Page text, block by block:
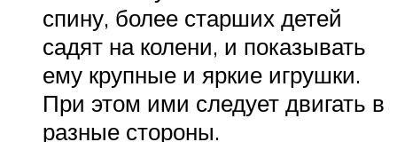
спину, более старших детей
садят на колени, и показывать
ему крупные и яркие игрушки.
При этом ими следует двигать в
разные стороны.